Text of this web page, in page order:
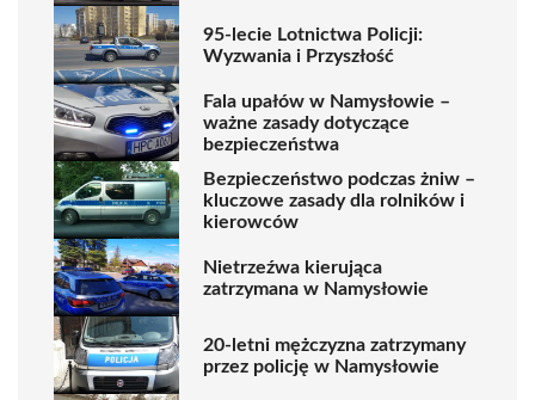
95-lecie Lotnictwa Policji:
Wyzwania i Przyszłość
Fala upałów w Namysłowie –
ważne zasady dotyczące
bezpieczeństwa
Bezpieczeństwo podczas żniw –
kluczowe zasady dla rolników i
kierowców
Nietrzeźwa kierująca
zatrzymana w Namysłowie
20-letni mężczyzna zatrzymany
przez policję w Namysłowie